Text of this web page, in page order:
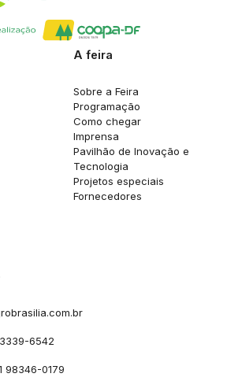
A feira
Sobre a Feira
Programação
Como chegar
Imprensa
Pavilhão de Inovação e
Tecnologia
Projetos especiais
Fornecedores
6542
98346-0179